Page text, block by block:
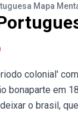
Mapa
colonial'
bonaparte em
o brasil,